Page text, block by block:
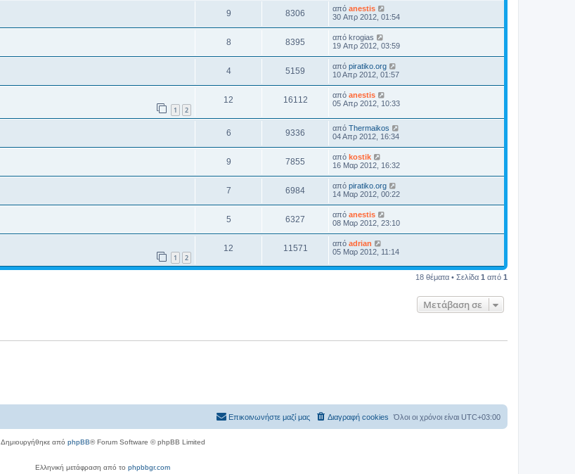
9 8306 από anestis
30 Απρ 2012, 01:54
8 8395 από krogias
19 Απρ 2012, 03:59
4 5159 από piratiko.org
10 Απρ 2012, 01:57
1 2
12 16112 από anestis
05 Απρ 2012, 10:33
6 9336 από Thermaikos
04 Απρ 2012, 16:34
9 7855 από kostik
16 Μαρ 2012, 16:32
7 6984 από piratiko.org
14 Μαρ 2012, 00:22
5 6327 από anestis
08 Μαρ 2012, 23:10
1 2
12 11571 από adrian
05 Μαρ 2012, 11:14
18 θέματα • Σελίδα 1 από 1
Μετάβαση σε
Όλοι οι χρόνοι είναι UTC+03:00
Διαγραφή cookies
Επικοινωνήστε μαζί μας
Δημιουργήθηκε από phpBB® Forum Software © phpBB Limited
Ελληνική μετάφραση από το phpbbgr.com